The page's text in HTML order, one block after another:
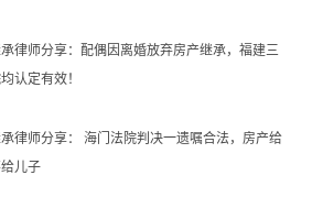
律师分享：配偶因离婚放弃房产继承，福建三
认定有效！
律师分享： 海门法院判决一遗嘱合法，房产给
儿子